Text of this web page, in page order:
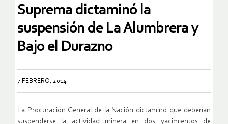
Suprema dictaminó la
suspensión de La Alumbrera y
Bajo el Durazno
7 FEBRERO, 2014
La Procuración General de la Nación dictaminó que deberían
suspenderse la actividad minera en dos yacimientos de